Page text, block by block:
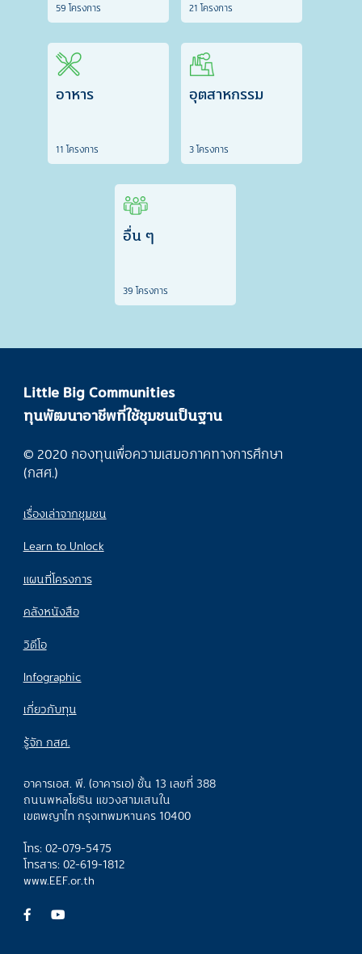
59 โครงการ 21 โครงการ
อาหาร
11 โครงการ
อุตสาหกรรม
3 โครงการ
อื่น ๆ
39 โครงการ
Little Big Communities
ทุนพัฒนาอาชีพที่ใช้ชุมชนเป็นฐาน
© 2020 กองทุนเพื่อความเสมอภาคทางการศึกษา
(กสศ.)
เรื่องเล่าจากชุมชน
Learn to Unlock
แผนที่โครงการ
คลังหนังสือ
วิดีโอ
Infographic
เกี่ยวกับทุน
รู้จัก กสศ.
อาคารเอส. พี. (อาคารเอ) ชั้น 13 เลขที่ 388
ถนนพหลโยธิน แขวงสามเสนใน
เขตพญาไท กรุงเทพมหานคร 10400
โทร: 02-079-5475
โทรสาร: 02-619-1812
www.EEF.or.th